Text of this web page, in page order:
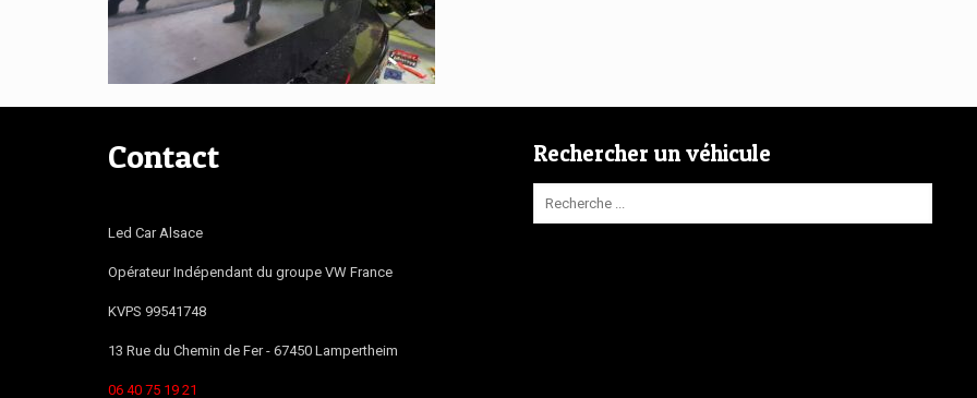
Contact
Led Car Alsace
Opérateur Indépendant du groupe VW France
KVPS 99541748
13 Rue du Chemin de Fer - 67450 Lampertheim
06 40 75 19 21
Rechercher un véhicule